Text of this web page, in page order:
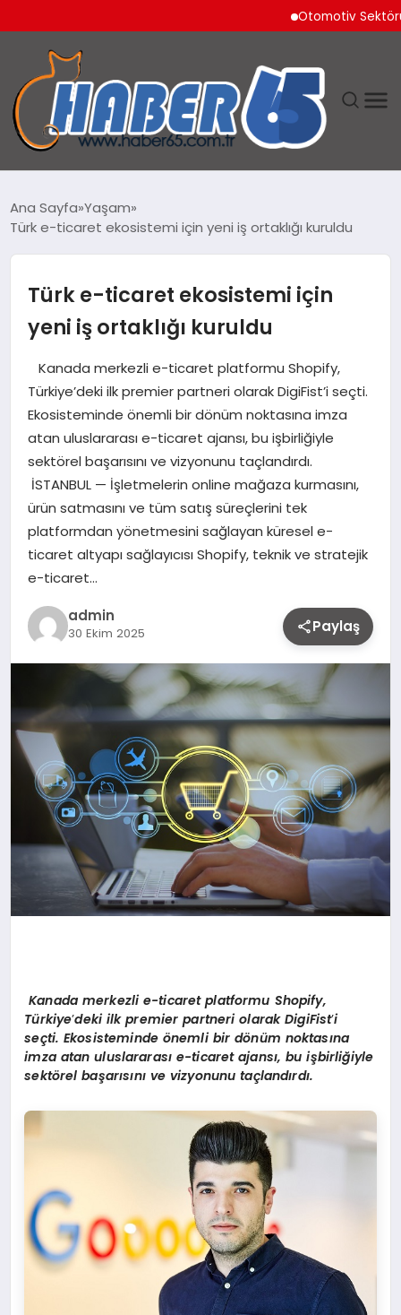
Otomotiv Sektörü
TEKNOLOJI
Ana Sayfa Yaşam
Türk e-ticaret ekosistemi için yeni iş ortaklığı kuruldu
Türk e-ticaret ekosistemi için
yeni iş ortaklığı kuruldu
Kanada merkezli e-ticaret platformu Shopify,
Türkiye’deki ilk premier partneri olarak DigiFist’i seçti.
Ekosisteminde önemli bir dönüm noktasına imza
atan uluslararası e-ticaret ajansı, bu işbirliğiyle
sektörel başarısını ve vizyonunu taçlandırdı.
İSTANBUL — İşletmelerin online mağaza kurmasını,
ürün satmasını ve tüm satış süreçlerini tek
platformdan yönetmesini sağlayan küresel e-
ticaret altyapı sağlayıcısı Shopify, teknik ve stratejik
e-ticaret…
admin
30 Ekim 2025 Paylaş
Kanada merkezli e-ticaret platformu Shopify,
Türkiye’deki ilk premier partneri olarak DigiFist’i
seçti. Ekosisteminde önemli bir dönüm noktasına
imza atan uluslararası e-ticaret ajansı, bu işbirliğiyle
sektörel başarısını ve vizyonunu taçlandırdı.